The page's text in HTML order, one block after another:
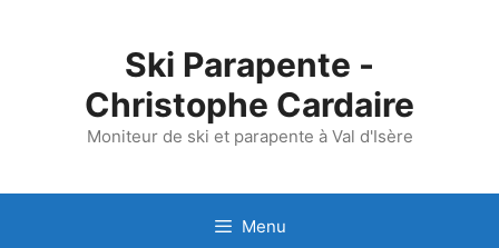
Ski Parapente -
Christophe Cardaire
Moniteur de ski et parapente à Val d'Isère
Menu